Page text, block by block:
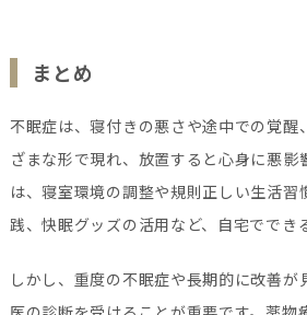
まとめ
不眠症は、寝付きの悪さや途中での覚醒
ざまな形で現れ、放置すると心身に悪影
は、寝室環境の調整や規則正しい生活習
践、快眠グッズの活用など、自宅ででき
しかし、重度の不眠症や長期的に改善